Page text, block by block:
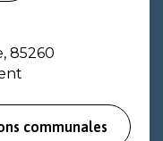
85260
communales